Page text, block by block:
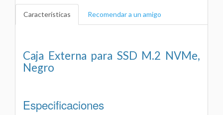
Características Recomendar a un amigo
Caja Externa para SSD M.2 NVMe,
Negro
Especificaciones